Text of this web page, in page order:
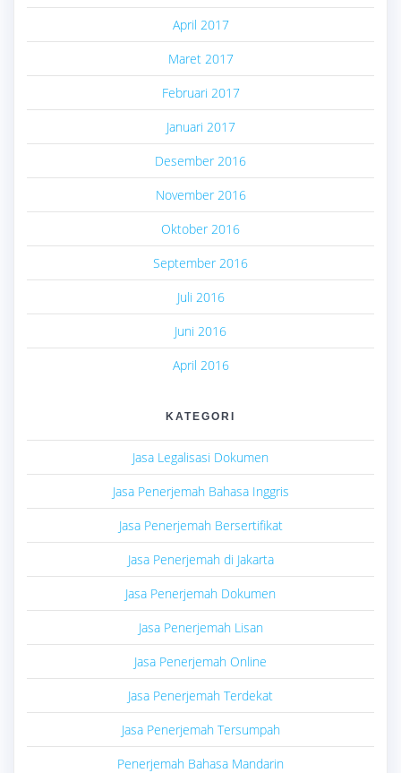
April 2017
Maret 2017
Februari 2017
Januari 2017
Desember 2016
November 2016
Oktober 2016
September 2016
Juli 2016
Juni 2016
April 2016
KATEGORI
Jasa Legalisasi Dokumen
Jasa Penerjemah Bahasa Inggris
Jasa Penerjemah Bersertifikat
Jasa Penerjemah di Jakarta
Jasa Penerjemah Dokumen
Jasa Penerjemah Lisan
Jasa Penerjemah Online
Jasa Penerjemah Terdekat
Jasa Penerjemah Tersumpah
Penerjemah Bahasa Mandarin